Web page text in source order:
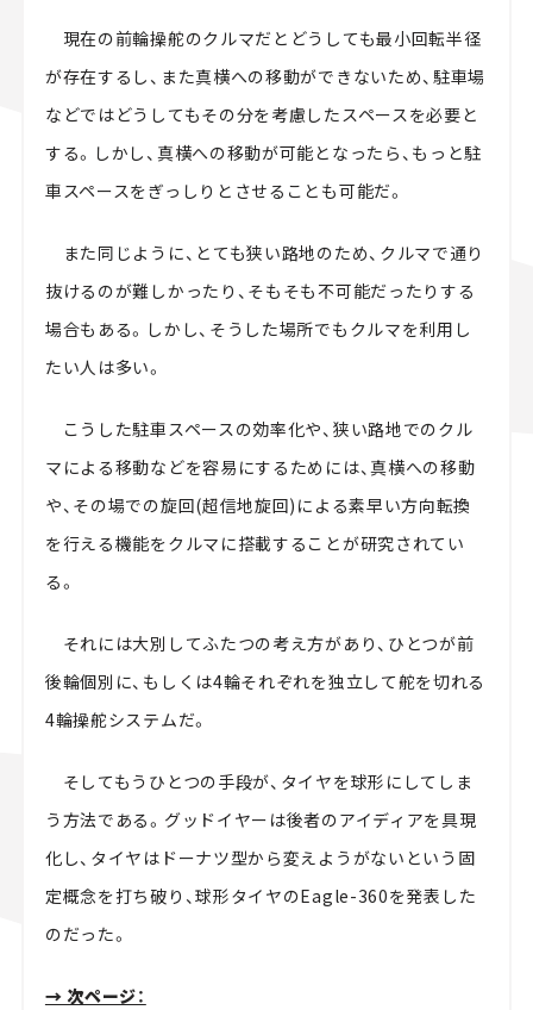
現在の前輪操舵のクルマだとどうしても最小回転半径
が存在するし、また真横への移動ができないため、駐車場
などではどうしてもその分を考慮したスペースを必要と
する。しかし、真横への移動が可能となったら、もっと駐
車スペースをぎっしりとさせることも可能だ。
また同じように、とても狭い路地のため、クルマで通り
抜けるのが難しかったり、そもそも不可能だったりする
場合もある。しかし、そうした場所でもクルマを利用し
たい人は多い。
こうした駐車スペースの効率化や、狭い路地でのクル
マによる移動などを容易にするためには、真横への移動
や、その場での旋回(超信地旋回)による素早い方向転換
を行える機能をクルマに搭載することが研究されてい
る。
それには大別してふたつの考え方があり、ひとつが前
後輪個別に、もしくは4輪それぞれを独立して舵を切れる
4輪操舵システムだ。
そしてもうひとつの手段が、タイヤを球形にしてしま
う方法である。グッドイヤーは後者のアイディアを具現
化し、タイヤはドーナツ型から変えようがないという固
定概念を打ち破り、球形タイヤのEagle-360を発表した
のだった。
→ 次ページ：